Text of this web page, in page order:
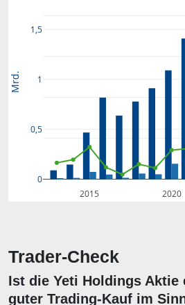
2015 2020
0
0,5
1
1,5
Mrd.
Trader-Check
Ist die Yeti Holdings Aktie
guter Trading-Kauf im